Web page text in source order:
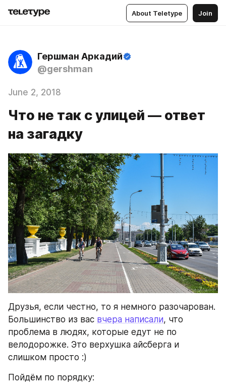
About Teletype Join
Гершман Аркадий
@gershman
June 2, 2018
Что не так с улицей — ответ
на загадку
Друзья, если честно, то я немного разочарован.
Большинство из вас вчера написали, что
проблема в людях, которые едут не по
велодорожке. Это верхушка айсберга и
слишком просто :)
Пойдём по порядку: